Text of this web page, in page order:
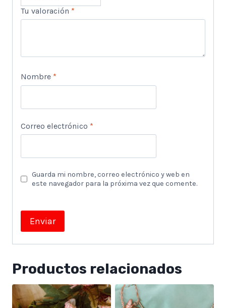
Tu valoración *
Nombre *
Correo electrónico *
Guarda mi nombre, correo electrónico y web en
este navegador para la próxima vez que comente.
Productos relacionados